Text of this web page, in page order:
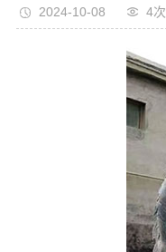
2024-10-08 4次